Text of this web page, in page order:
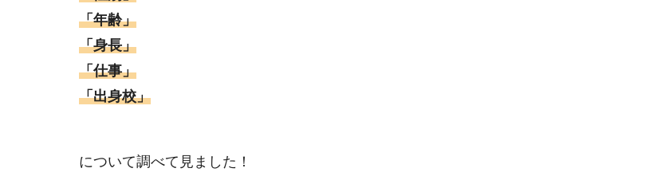
「年齢」
「身長」
「仕事」
「出身校」
について調べて見ました！